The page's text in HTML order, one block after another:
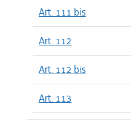
Art. 111 bis
Art. 112
Art. 112 bis
Art. 113